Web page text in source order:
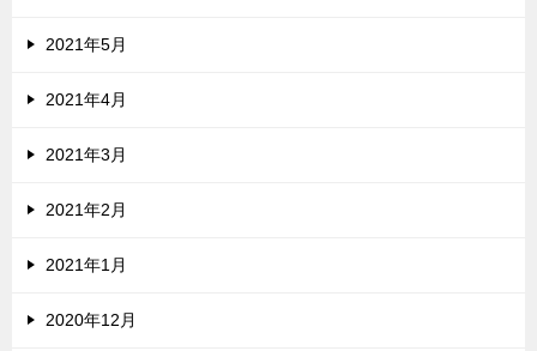
2021年5月
2021年4月
2021年3月
2021年2月
2021年1月
2020年12月